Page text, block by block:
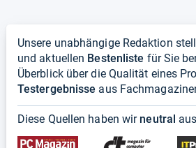
erscheinen
automatisch
und
lassen
mit
Unsere unabhängige Redaktion
und aktuellen Bestenliste für Sie
Überblick über die Qualität eines
Testergebnisse aus
Diese Quellen haben wir neutral